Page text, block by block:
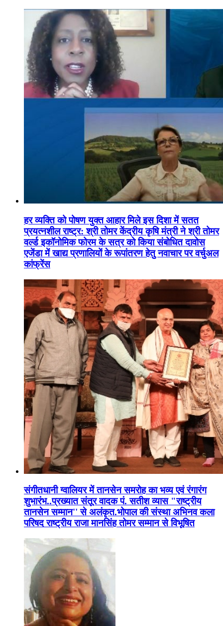
हर व्यक्ति को पोषण युक्त आहार मिले इस दिशा में सतत
प्रयत्नशील राष्ट्र: श्री तोमर केंद्रीय कृषि मंत्री ने श्री तोमर
वर्ल्ड इकॉनोमिक फोरम के सत्र को किया संबोधित दावोस
एजेंडा में खाद्य प्रणालियों के रूपांतरण हेतु नवाचार पर वर्चुअल
कांफ्रेंस
संगीतधानी ग्वालियर में तानसेन समरोह का भव्य एवं रंगारंग
शुभारंभ..प्रख्यात संतूर वादक पं. सतीश व्यास "राष्ट्रीय
तानसेन सम्मान'' से अलंकृत.भोपाल की संस्था अभिनव कला
परिषद राष्ट्रीय राजा मानसिंह तोमर सम्मान से विभूषित